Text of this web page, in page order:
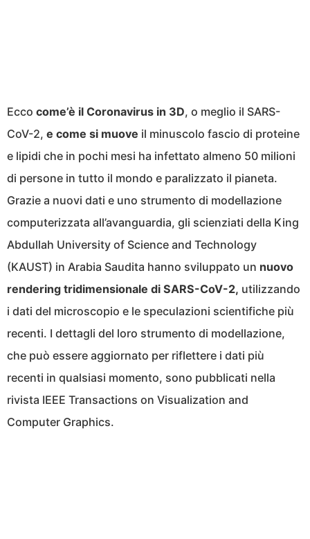
Ecco come’è il Coronavirus in 3D, o meglio il SARS-
CoV-2, e come si muove il minuscolo fascio di proteine
e lipidi che in pochi mesi ha infettato almeno 50 milioni
di persone in tutto il mondo e paralizzato il pianeta.
Grazie a nuovi dati e uno strumento di modellazione
computerizzata all’avanguardia, gli scienziati della King
Abdullah University of Science and Technology
(KAUST) in Arabia Saudita hanno sviluppato un nuovo
rendering tridimensionale di SARS-CoV-2, utilizzando
i dati del microscopio e le speculazioni scientifiche più
recenti. I dettagli del loro strumento di modellazione,
che può essere aggiornato per riflettere i dati più
recenti in qualsiasi momento, sono pubblicati nella
rivista IEEE Transactions on Visualization and
Computer Graphics.